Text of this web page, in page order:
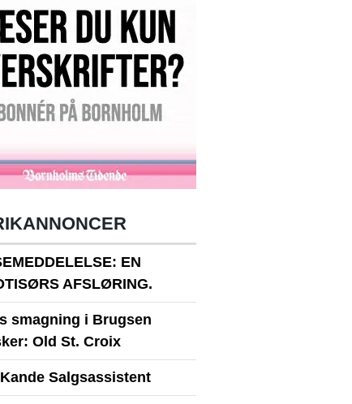
EN
AFSLØRING.
smagning i Brugsen
Old St. Croix
Salgsassistent